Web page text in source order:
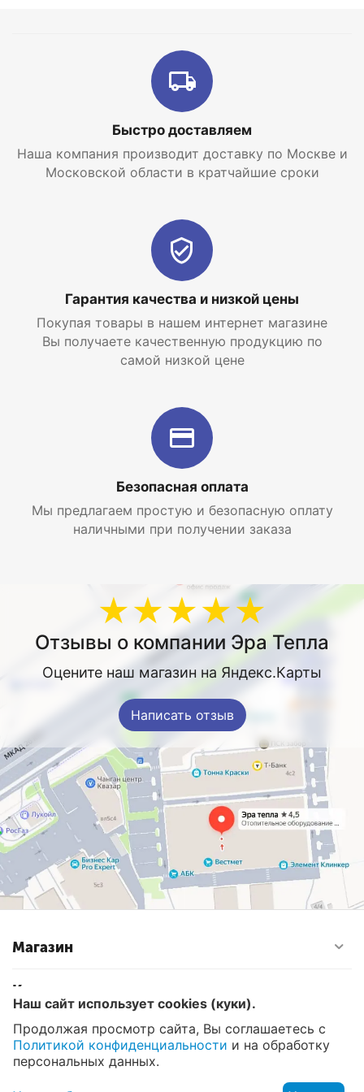
Стабильная работа с недостаточно утепленным
Доступная цена с сохранением параметров
эффективности благодаря унификации элементов
оборудования, стандартизации узлов и
Удобство обслуживания котла за счет применения
легкосъёмной верхней панели
Быстро доставляем
Наша компания производит доставку по Москве и
Московской области в кратчайшие сроки
Гарантия качества и низкой цены
Покупая товары в нашем интернет магазине
Вы получаете качественную продукцию по
самой низкой цене
Безопасная оплата
Мы предлагаем простую и безопасную оплату
наличными при получении заказа
★★★★★
Отзывы о компании Эра Тепла
Оцените наш магазин на Яндекс.Карты
Написать отзыв
Магазин
Контакты
© 2008 - 2026 Эра Тепла. Интернет магазин отопительных
систем и водоснабжения в Москве
Наш сайт использует cookies (куки).
Продолжая просмотр сайта, Вы соглашаетесь с
Политикой конфиденциальности и на обработку
персональных данных.